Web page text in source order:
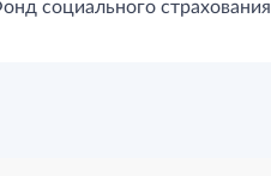
социального страхования